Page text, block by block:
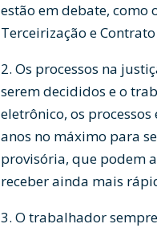
estão em debate, como
Terceirização e
2. Os processos na
serem decididos e o
eletrônico, os
anos no máximo para
provisória, que podem
receber ainda mais
3. O trabalhador